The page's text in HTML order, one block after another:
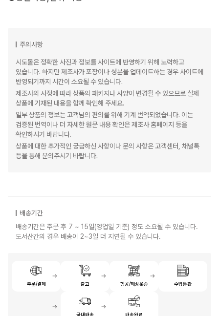
주의사항
시도몰은 정확한 사진과 정보를 사이트에 반영하기 위해 노력하고
있습니다. 하지만 제조사가 포장이나 성분을 업데이트하는 경우 사이트에
반영되기까지 시간이 소요될 수 있습니다.
제조사의 사정에 따라 상품의 패키지나 사양이 변경될 수 있으므로 실제
상품에 기재된 내용을 함께 확인해 주세요.
일부 상품의 정보는 고객님의 편의를 위해 기계 번역되었습니다. 이는
검증된 번역이나 더 자세한 원문 내용 확인은 제조사 홈페이지 등을
확인하시기 바랍니다.
상품에 대한 추가적인 궁금하신 사항이나 문의 사항은 고객센터, 채널톡
등을 통해 문의주시기 바랍니다.
배송기간
배송기간은 주문 후 7 ~ 15일(영업일 기준) 정도 소요될 수 있습니다.
도서산간의 경우 배송이 2~3일 더 지연될 수 있습니다.
주문/결제 출고 항공/해상운송 수입통관
국내배송 배송완료